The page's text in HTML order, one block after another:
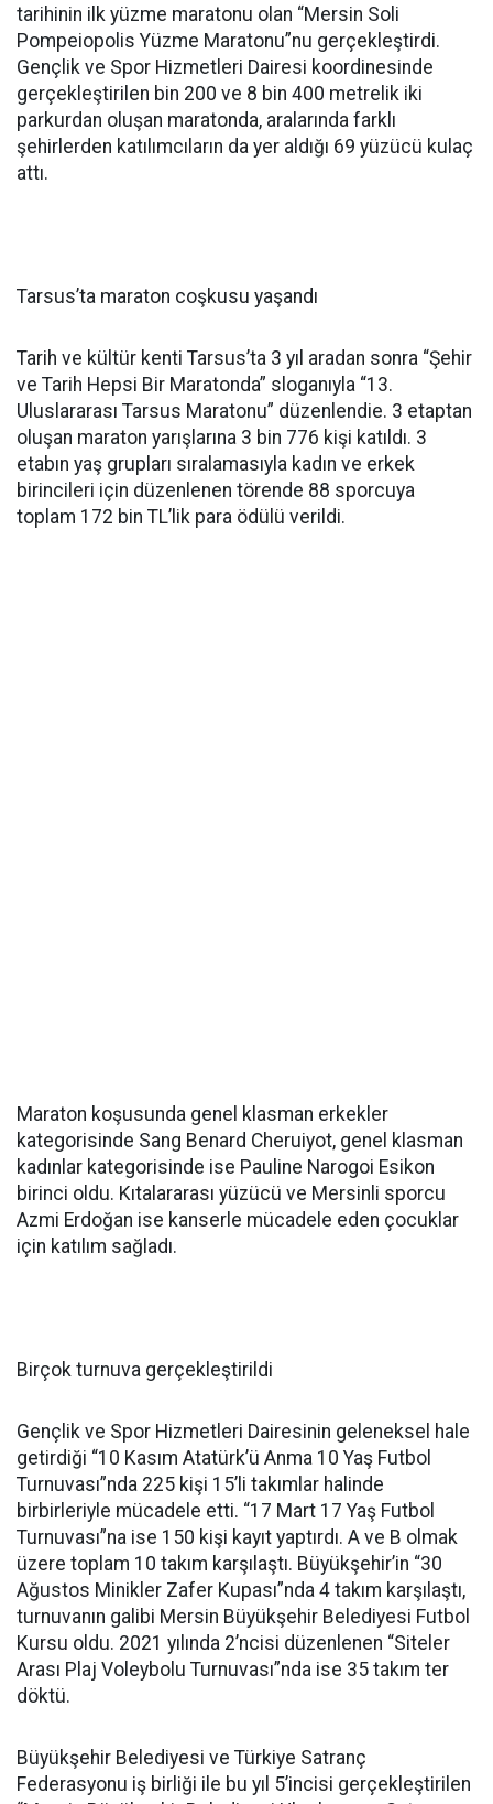
tarihinin ilk yüzme maratonu olan “Mersin Soli
Pompeiopolis Yüzme Maratonu”nu gerçekleştirdi.
Gençlik ve Spor Hizmetleri Dairesi koordinesinde
gerçekleştirilen bin 200 ve 8 bin 400 metrelik iki
parkurdan oluşan maratonda, aralarında farklı
şehirlerden katılımcıların da yer aldığı 69 yüzücü kulaç
attı.
Tarsus’ta maraton coşkusu yaşandı
Tarih ve kültür kenti Tarsus’ta 3 yıl aradan sonra “Şehir
ve Tarih Hepsi Bir Maratonda” sloganıyla “13.
Uluslararası Tarsus Maratonu” düzenlendie. 3 etaptan
oluşan maraton yarışlarına 3 bin 776 kişi katıldı. 3
etabın yaş grupları sıralamasıyla kadın ve erkek
birincileri için düzenlenen törende 88 sporcuya
toplam 172 bin TL’lik para ödülü verildi.
Maraton koşusunda genel klasman erkekler
kategorisinde Sang Benard Cheruiyot, genel klasman
kadınlar kategorisinde ise Pauline Narogoi Esikon
birinci oldu. Kıtalararası yüzücü ve Mersinli sporcu
Azmi Erdoğan ise kanserle mücadele eden çocuklar
için katılım sağladı.
Birçok turnuva gerçekleştirildi
Gençlik ve Spor Hizmetleri Dairesinin geleneksel hale
getirdiği “10 Kasım Atatürk’ü Anma 10 Yaş Futbol
Turnuvası”nda 225 kişi 15’li takımlar halinde
birbirleriyle mücadele etti. “17 Mart 17 Yaş Futbol
Turnuvası”na ise 150 kişi kayıt yaptırdı. A ve B olmak
üzere toplam 10 takım karşılaştı. Büyükşehir’in “30
Ağustos Minikler Zafer Kupası”nda 4 takım karşılaştı,
turnuvanın galibi Mersin Büyükşehir Belediyesi Futbol
Kursu oldu. 2021 yılında 2’ncisi düzenlenen “Siteler
Arası Plaj Voleybolu Turnuvası”nda ise 35 takım ter
döktü.
Büyükşehir Belediyesi ve Türkiye Satranç
Federasyonu iş birliği ile bu yıl 5’incisi gerçekleştirilen